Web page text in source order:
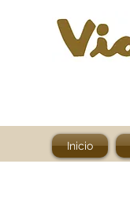
Inicio